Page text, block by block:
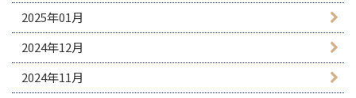
2025年01月
2024年12月
2024年11月